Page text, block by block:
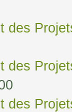
des
des
des